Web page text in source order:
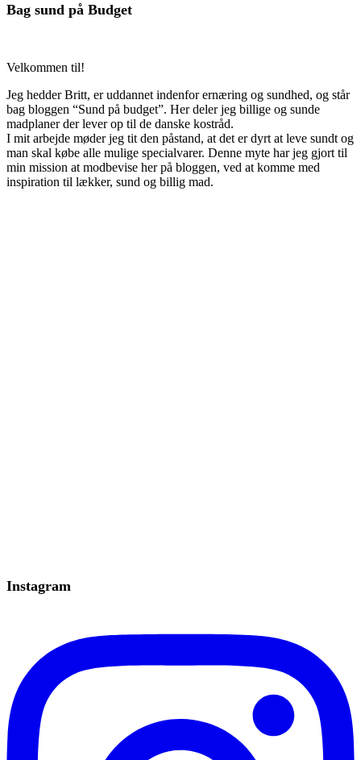
Bag sund på Budget
Velkommen til!
Jeg hedder Britt, er uddannet indenfor ernæring og sundhed, og står
bag bloggen “Sund på budget”. Her deler jeg billige og sunde
madplaner der lever op til de danske kostråd.
I mit arbejde møder jeg tit den påstand, at det er dyrt at leve sundt og
man skal købe alle mulige specialvarer. Denne myte har jeg gjort til
min mission at modbevise her på bloggen, ved at komme med
inspiration til lækker, sund og billig mad.
Instagram